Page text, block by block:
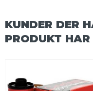
KUNDER DER
PRODUKT